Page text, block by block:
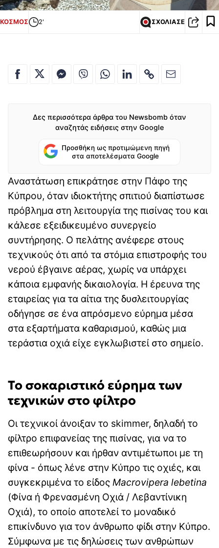
ΚΟΣΜΟΣ 2' ΣΧΟΛΙΑΣΕ
Δες περισσότερα άρθρα του Newsbomb όταν
αναζητάς ειδήσεις στην Google
Προσθήκη ως προτιμώμενη πηγή
στα αποτελέσματα Google
Αναστάτωση επικράτησε στην Πάφο της
Κύπρου, όταν ιδιοκτήτης σπιτιού διαπίστωσε
πρόβλημα στη λειτουργία της πισίνας του και
κάλεσε εξειδικευμένο συνεργείο
συντήρησης. Ο πελάτης ανέφερε στους
τεχνικούς ότι από τα στόμια επιστροφής του
νερού έβγαινε αέρας, χωρίς να υπάρχει
κάποια εμφανής δικαιολογία. Η έρευνα της
εταιρείας για τα αίτια της δυσλειτουργίας
οδήγησε σε ένα απρόσμενο εύρημα μέσα
στα εξαρτήματα καθαρισμού, καθώς μια
τεράστια οχιά είχε εγκλωβιστεί στο σημείο.
Το σοκαριστικό εύρημα των
τεχνικών στο φίλτρο
Οι τεχνικοί άνοιξαν το skimmer, δηλαδή το
φίλτρο επιφανείας της πισίνας, για να το
επιθεωρήσουν και ήρθαν αντιμέτωποι με τη
φίνα - όπως λένε στην Κύπρο τις οχιές, και
συγκεκριμένα το είδος Macrovipera lebetina
(Φίνα ή Φρενασμένη Οχιά / Λεβαντίνικη
Οχιά), το οποίο αποτελεί το μοναδικό
επικίνδυνο για τον άνθρωπο φίδι στην Κύπρο.
Σύμφωνα με τις δηλώσεις των ανθρώπων